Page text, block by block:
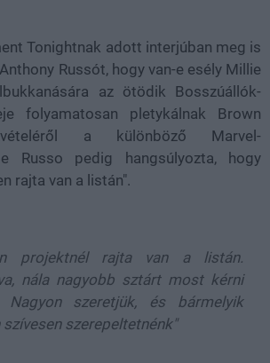
Tonightnak adott interjúban meg is
Russót, hogy van-e esély Millie
az ötödik Bosszúállók-
folyamatosan pletykálnak Brown
a különböző Marvel-
Russo pedig hangsúlyozta, hogy
rajta van a listán".
projektnél rajta van a listán.
nála nagyobb sztárt most kérni
Nagyon szeretjük, és bármelyik
szerepeltetnénk"